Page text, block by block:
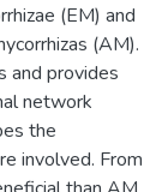
(EM) and
(AM).
and provides
network
the
involved. From